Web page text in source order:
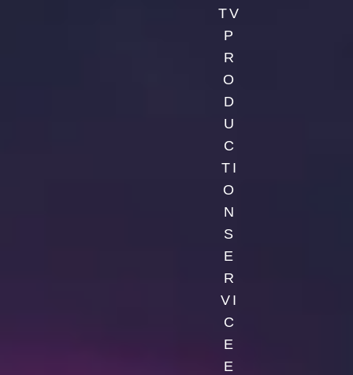
TV
P
R
O
D
U
C
TI
O
N
S
E
R
VI
C
E
E